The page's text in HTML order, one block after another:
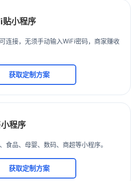
小程序
连接，无须手动输入WiFi密码，商家赚收
获取定制方案
程序
食品、母婴、数码、商超等小程序。
获取定制方案